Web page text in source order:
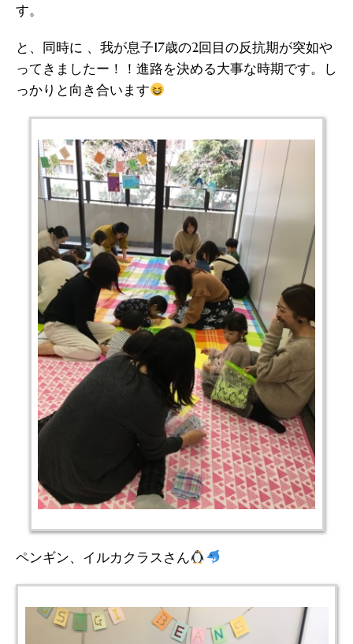
す。
と、同時に 、我が息子17歳の2回目の反抗期が突如や
ってきましたー！！進路を決める大事な時期です。し
っかりと向き合います
ペンギン、イルカクラスさん